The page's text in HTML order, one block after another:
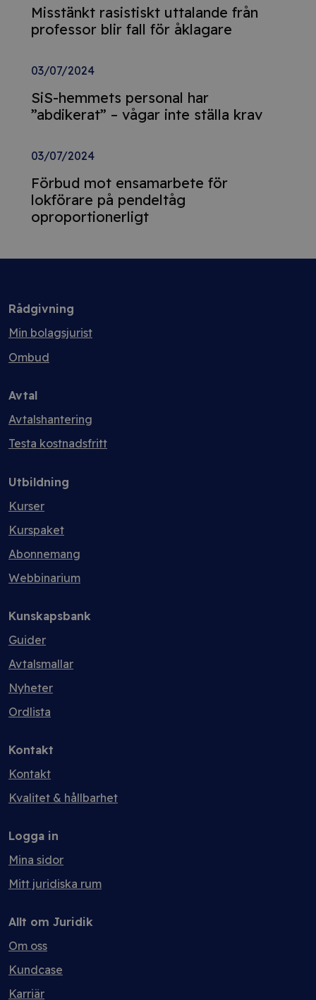
Misstänkt rasistiskt uttalande från
professor blir fall för åklagare
03/07/2024
SiS-hemmets personal har
”abdikerat” – vågar inte ställa krav
03/07/2024
Förbud mot ensamarbete för
lokförare på pendeltåg
oproportionerligt
Rådgivning
Min bolagsjurist
Ombud
Avtal
Avtalshantering
Testa kostnadsfritt
Utbildning
Kurser
Kurspaket
Abonnemang
Webbinarium
Kunskapsbank
Guider
Avtalsmallar
Nyheter
Ordlista
Kontakt
Kontakt
Kvalitet & hållbarhet
Logga in
Mina sidor
Mitt juridiska rum
Allt om Juridik
Om oss
Kundcase
Karriär